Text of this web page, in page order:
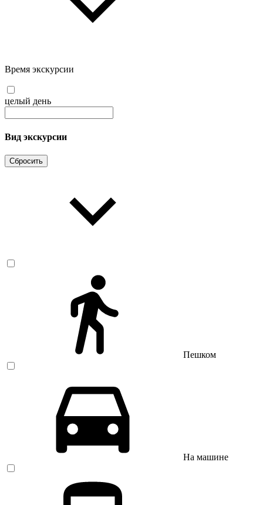
Время экскурсии
целый день
Вид экскурсии
Сбросить
Пешком
На машине